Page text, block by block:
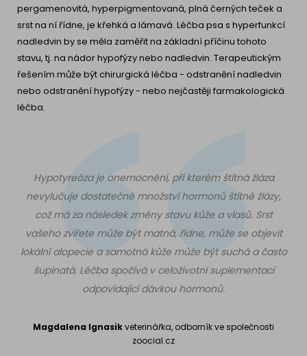
pergamenovitá, hyperpigmentovaná, plná černých teček a
srst na ní řídne, je křehká a lámavá. Léčba psa s hyperfunkcí
nadledvin by se měla zaměřit na základní příčinu tohoto
stavu, tj. na nádor hypofýzy nebo nadledvin. Terapeutickým
řešením může být chirurgická léčba - odstranění nadledvin
nebo odstranění hypofýzy - nebo nejčastěji farmakologická
léčba.
Hypotyreóza je onemocnění, při kterém štítná žláza
nevylučuje dostatečné množství hormonů štítné žlázy,
což má za následek změny stavu kůže a vlasů. Srst
vašeho zvířete může být matná, řídne, může se objevit
lokální alopecie a samotná kůže může být suchá a často
šupinatá. Léčba spočívá v celoživotní suplementaci
odpovídající dávkou hormonů.
Magdalena Ignasikveterinářka, odborník ve společnosti
zoocial.cz